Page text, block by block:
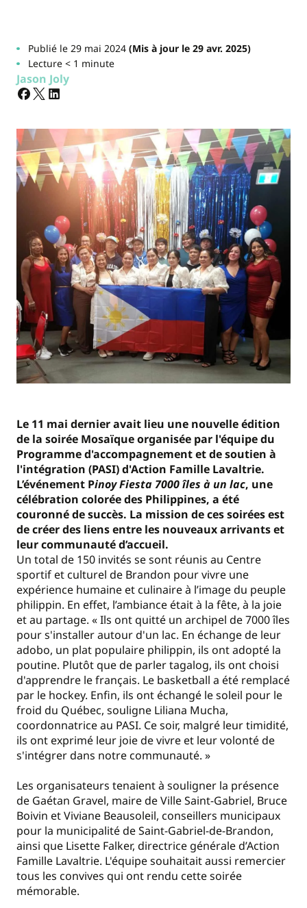
Publié le 29 mai 2024(Mis à jour le 29 avr. 2025)
Lecture < 1 minute
Jason Joly
Le 11 mai dernier avait lieu une nouvelle édition
de la soirée Mosaïque organisée par l'équipe du
Programme d'accompagnement et de soutien à
l'intégration (PASI) d'Action Famille Lavaltrie.
L’événement Pinoy Fiesta 7000 îles à un lac, une
célébration colorée des Philippines, a été
couronné de succès. La mission de ces soirées est
de créer des liens entre les nouveaux arrivants et
leur communauté d’accueil.
Un total de 150 invités se sont réunis au Centre
sportif et culturel de Brandon pour vivre une
expérience humaine et culinaire à l’image du peuple
philippin. En effet, l’ambiance était à la fête, à la joie
et au partage. « Ils ont quitté un archipel de 7000 îles
pour s'installer autour d'un lac. En échange de leur
adobo, un plat populaire philippin, ils ont adopté la
poutine. Plutôt que de parler tagalog, ils ont choisi
d'apprendre le français. Le basketball a été remplacé
par le hockey. Enfin, ils ont échangé le soleil pour le
froid du Québec, souligne Liliana Mucha,
coordonnatrice au PASI. Ce soir, malgré leur timidité,
ils ont exprimé leur joie de vivre et leur volonté de
s'intégrer dans notre communauté. »
Les organisateurs tenaient à souligner la présence
de Gaétan Gravel, maire de Ville Saint-Gabriel, Bruce
Boivin et Viviane Beausoleil, conseillers municipaux
pour la municipalité de Saint-Gabriel-de-Brandon,
ainsi que Lisette Falker, directrice générale d’Action
Famille Lavaltrie. L'équipe souhaitait aussi remercier
tous les convives qui ont rendu cette soirée
mémorable.